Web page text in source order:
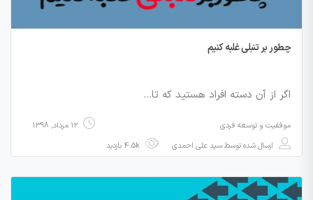
چطور بر تنبلی غلبه کنیم
اگر از آن دسته افراد هستید که تا…
موفقیت و توسعه فردی
12 مرداد, 1398
ارسال شده توسطسید علی احمدی